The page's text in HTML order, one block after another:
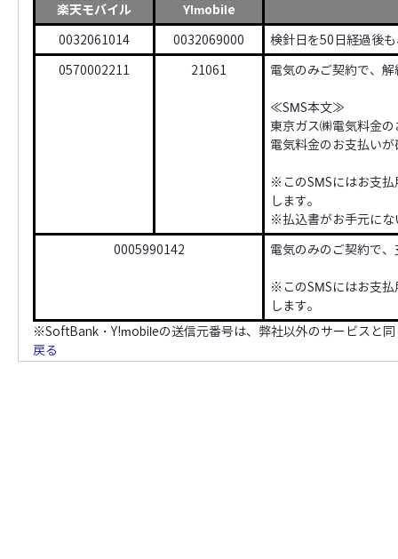
楽天モバイル
Y!mobile
0032061014
0032069000
検針日を50日経過後
0570002211
21061 電気のみご契約で、
≪SMS本文≫
東京ガス㈱電気料金
電気料金のお支払い
※このSMSにはお支
します。
※払込書がお手元にな
0005990142
電気のみのご契約で
※このSMSにはお支
します。
※SoftBank・Y!mobileの送信元番号は、弊社以外のサービスと
戻る